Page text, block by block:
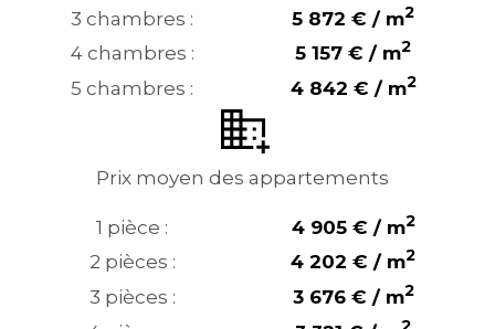
3 chambres : 5 872 € / m2
4 chambres : 5 157 € / m2
5 chambres : 4 842 € / m2
Prix moyen des appartements
1 pièce : 4 905 € / m2
2 pièces : 4 202 € / m2
3 pièces : 3 676 € / m2